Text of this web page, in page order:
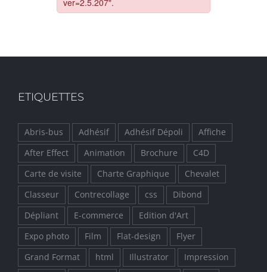
ETIQUETTES
Abris-bus Adhésif Adhésif Dépoli
Affiche
After Effect
Animation Brochure
C4D
Carte de visite
Charte Graphique
Chevalet
Classeur
Contrecollage css
Dibond
Dépliant
E-commerce
Edition d'Art
Expo photo
Film Flat-design
Flyer
Grand Format
html Illustrator
Impression